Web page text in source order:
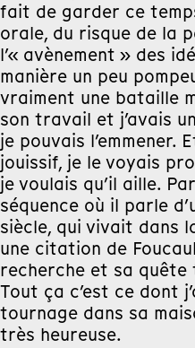
fait de garder ce
orale, du risque de la
l’« avènement » des
manière un peu
vraiment une bataille
son travail et j’avais
je pouvais l’emmener.
jouissif, je le voyais
je voulais qu’il aille.
séquence où il parle
siècle, qui vivait dans
une citation de
recherche et sa
Tout ça c’est ce dont
tournage dans sa
très heureuse.